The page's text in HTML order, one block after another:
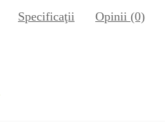
Specificaţii Opinii (0)